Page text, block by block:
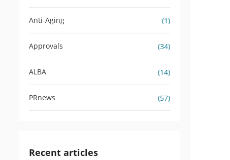
Anti-Aging (1)
Approvals (34)
ALBA (14)
PRnews (57)
Recent articles